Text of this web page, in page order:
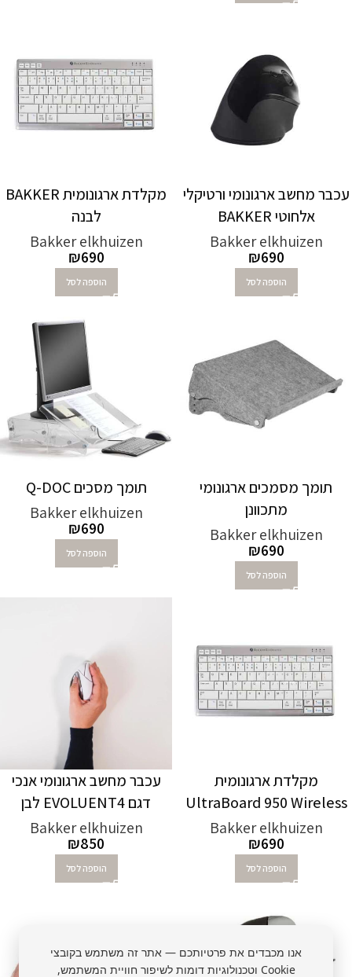
אנו מכבדים את פרטיותכם — אתר זה משתמש בקובצי
Cookie וטכנולוגיות דומות לשיפור חוויית המשתמש,
עכבר מחשב ארגונומי ורטיקלי
אלחוטי BAKKER
Bakker elkhuizen
₪690
הוספה לסל
מקלדת ארגונומית BAKKER
לבנה
Bakker elkhuizen
₪690
הוספה לסל
תומך מסמכים ארגונומי
מתכוונן
Bakker elkhuizen
₪690
הוספה לסל
תומך מסכים Q-DOC‏
Bakker elkhuizen
₪690
הוספה לסל
מקלדת ארגונומית
UltraBoard 950 Wireless
Bakker elkhuizen
₪690
הוספה לסל
עכבר מחשב ארגונומי אנכי
דגם EVOLUENT4 לבן
Bakker elkhuizen
₪850
הוספה לסל